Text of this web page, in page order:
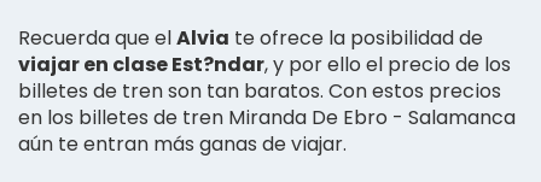
Recuerda que elAlvia te ofrece la posibilidad de
viajar en clase Est?ndar, y por ello el precio de los
billetes de tren son tan baratos. Con estos precios
en los billetes de tren Miranda De Ebro - Salamanca
aún te entran más ganas de viajar.